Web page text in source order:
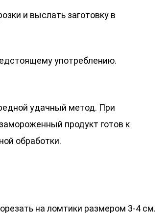
и выслать заготовку в
употреблению.
удачный метод. При
продукт готов к
обработки.
на ломтики размером 3-4 см.